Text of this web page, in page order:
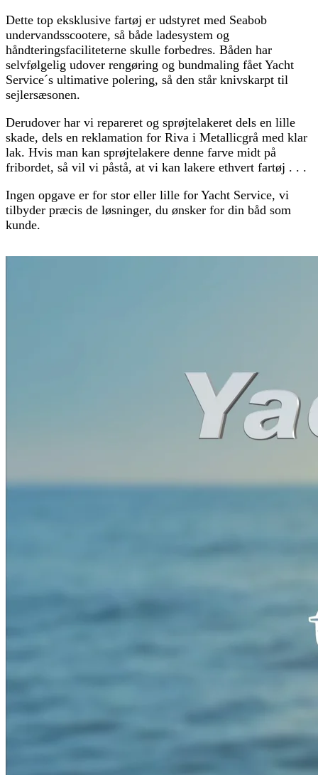
Dette top eksklusive fartøj er udstyret med Seabob
undervandsscootere, så både ladesystem og
håndteringsfaciliteterne skulle forbedres. Båden har
selvfølgelig udover rengøring og bundmaling fået Yacht
Service´s ultimative polering, så den står knivskarpt til
sejlersæsonen.
Derudover har vi repareret og sprøjtelakeret dels en lille
skade, dels en reklamation for Riva i Metallicgrå med klar
lak. Hvis man kan sprøjtelakere denne farve midt på
fribordet, så vil vi påstå, at vi kan lakere ethvert fartøj . . .
Ingen opgave er for stor eller lille for Yacht Service, vi
tilbyder præcis de løsninger, du ønsker for din båd som
kunde.